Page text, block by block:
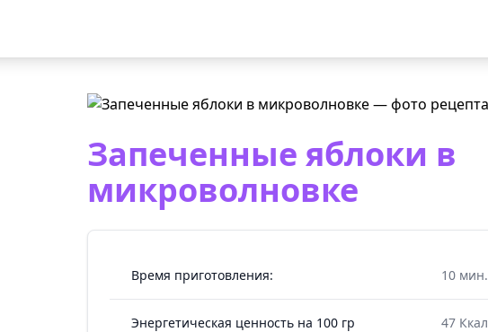
Запеченные яблоки в
микроволновке
Время приготовления: 10 мин.
Энергетическая ценность на 100 гр 47 Ккал